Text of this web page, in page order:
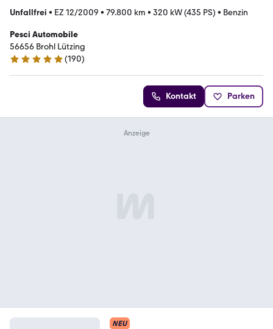
Unfallfrei • EZ 12/2009 • 79.800 km • 320 kW (435 PS) • Benzin
Pesci Automobile
56656 Brohl Lützing
4.9 Sterne
(190)
Kontakt Parken
NEU